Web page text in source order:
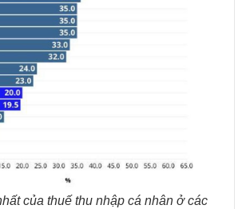
của thuế thu nhập cá nhân ở các